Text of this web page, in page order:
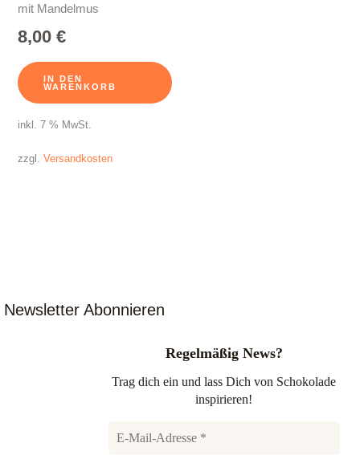
mit Mandelmus
8,00€
IN DEN
WARENKORB
inkl. 7 % MwSt.
zzgl.Versandkosten
Newsletter Abonnieren
Regelmäßig News?
Trag dich ein und lass Dich von Schokolade
inspirieren!